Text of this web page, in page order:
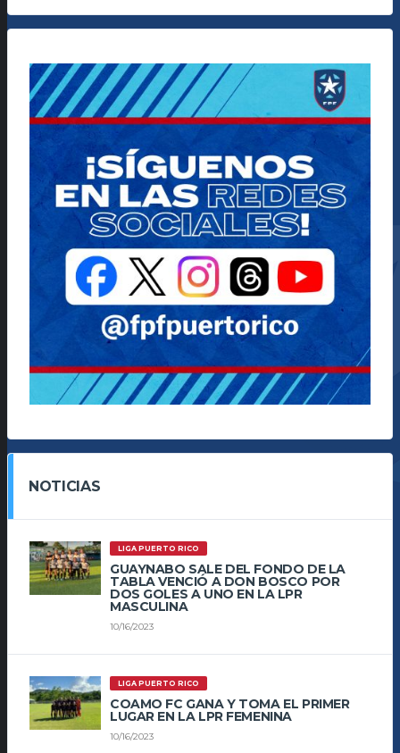
NOTICIAS
LIGA PUERTO RICO
GUAYNABO SALE DEL FONDO DE LA
TABLA VENCIÓ A DON BOSCO POR
DOS GOLES A UNO EN LA LPR
MASCULINA
10/16/2023
LIGA PUERTO RICO
COAMO FC GANA Y TOMA EL PRIMER
LUGAR EN LA LPR FEMENINA
10/16/2023